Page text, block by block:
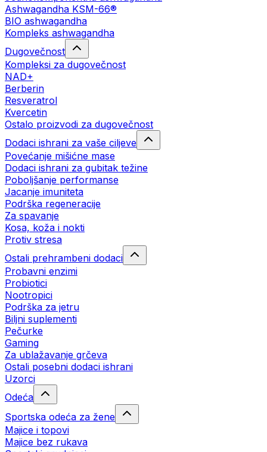
Ashwagandha KSM-66®
BIO ashwagandha
Kompleks ashwagandha
Dugovečnost
Kompleksi za dugovečnost
NAD+
Berberin
Resveratrol
Kvercetin
Ostalo proizvodi za dugovečnost
Dodaci ishrani za vaše ciljeve
Povećanje mišićne mase
Dodaci ishrani za gubitak težine
Poboljšanje performanse
Jacanje imuniteta
Podrška regeneracije
Za spavanje
Kosa, koža i nokti
Protiv stresa
Ostali prehrambeni dodaci
Probavni enzimi
Probiotici
Nootropici
Podrška za jetru
Biljni suplementi
Pečurke
Gaming
Za ublažavanje grčeva
Ostali posebni dodaci ishrani
Uzorci
Odeća
Sportska odeća za žene
Majice i topovi
Majice bez rukava